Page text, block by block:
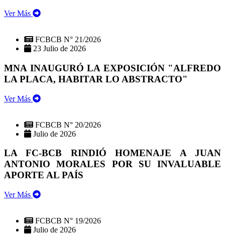
Ver Más
FCBCB N° 21/2026
23 Julio de 2026
MNA INAUGURÓ LA EXPOSICIÓN "ALFREDO
LA PLACA, HABITAR LO ABSTRACTO"
Ver Más
FCBCB N° 20/2026
Julio de 2026
LA FC-BCB RINDIÓ HOMENAJE A JUAN
ANTONIO MORALES POR SU INVALUABLE
APORTE AL PAÍS
Ver Más
FCBCB N° 19/2026
Julio de 2026